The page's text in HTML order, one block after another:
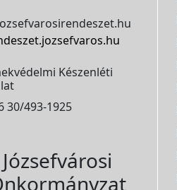
Készenléti
30/493-1925
Józsefvárosi